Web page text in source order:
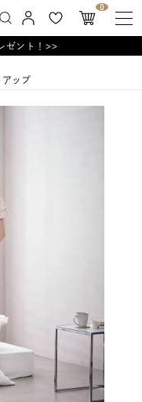
0
ゼント！>>
ップ